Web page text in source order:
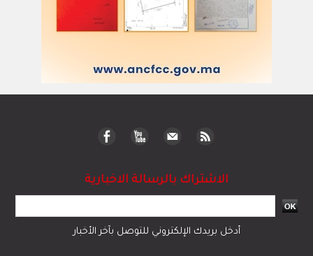
الاشتراك بالرسالة الاخبارية
أدخل بريدك الإلكتروني للتوصل بآخر الأخبار